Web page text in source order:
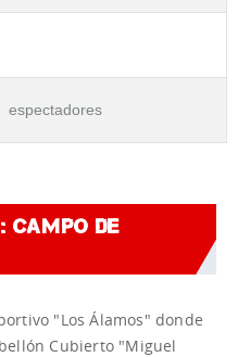
espectadores
CAMPO DE
"Los Álamos" donde
Cubierto "Miguel